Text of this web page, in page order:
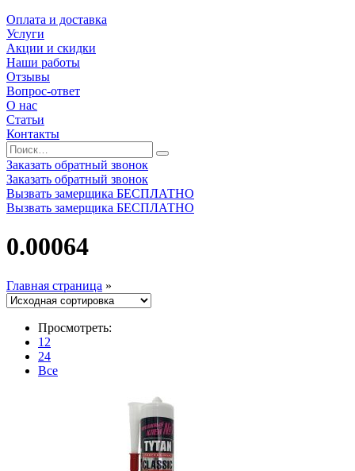
Оплата и доставка
Услуги
Акции и скидки
Наши работы
Отзывы
Вопрос-ответ
О нас
Статьи
Контакты
Заказать обратный звонок
Заказать обратный звонок
Вызвать замерщика БЕСПЛАТНО
Вызвать замерщика БЕСПЛАТНО
0.00064
Главная страница »
Просмотреть:
12
24
Все